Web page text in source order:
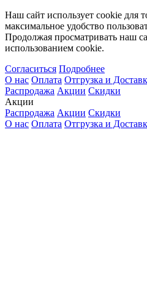
Наш сайт использует cookie для
максимальное удобство
Продолжая просматривать наш
использованием cookie.
Согласиться Подробнее
О нас Оплата Отгрузка и
Распродажа Акции Скидки
Акции
Распродажа Акции Скидки
О нас Оплата Отгрузка и